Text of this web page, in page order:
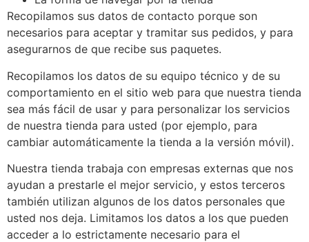
Recopilamos sus datos de contacto porque son
necesarios para aceptar y tramitar sus pedidos, y para
asegurarnos de que recibe sus paquetes.
Recopilamos los datos de su equipo técnico y de su
comportamiento en el sitio web para que nuestra tienda
sea más fácil de usar y para personalizar los servicios
de nuestra tienda para usted (por ejemplo, para
cambiar automáticamente la tienda a la versión móvil).
Nuestra tienda trabaja con empresas externas que nos
ayudan a prestarle el mejor servicio, y estos terceros
también utilizan algunos de los datos personales que
usted nos deja. Limitamos los datos a los que pueden
acceder a lo estrictamente necesario para el